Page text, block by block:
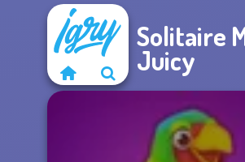
Solitaire
Juicy